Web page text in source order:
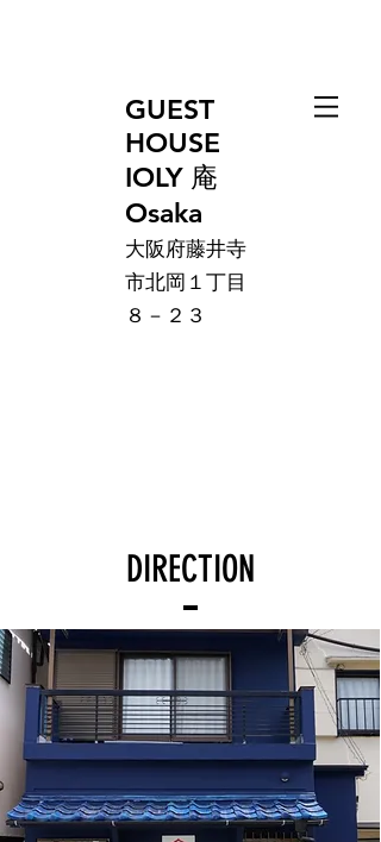
GUEST
HOUSE
IOLY 庵
Osaka
大阪府藤井寺
市北岡１丁目
８－２３
DIRECTION